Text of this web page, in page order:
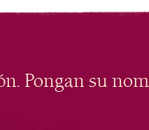
Pongan su